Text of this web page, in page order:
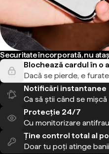
Securitate încorporată, nu
Blochează cardul în o
Dacă se pierde, e
Notificări instantanee
Ca să știi când se mișcă
Protecție 24/7
Cu monitorizare
Ține control total al
Doar tu poți atinge